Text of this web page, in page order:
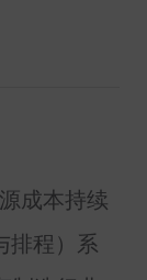
成本持续
排程）系